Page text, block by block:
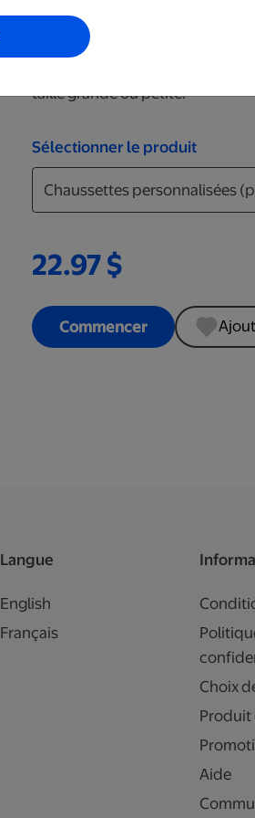
Faites de l’effet avec des
unique pour une personne
garde-robe! Ces chaussettes
taille grande ou petite.
Sélectionner le produit
22.97 $
Commencer
Langue
English
Français
Choix
Produit
Aide